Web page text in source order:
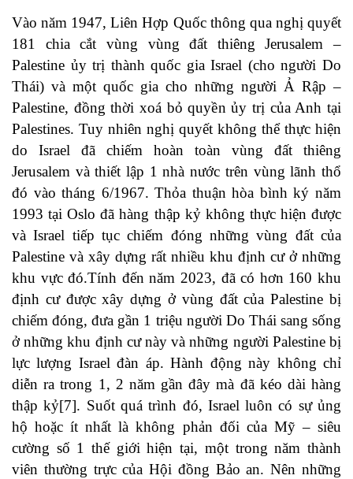
Vào năm 1947, Liên Hợp Quốc thông qua nghị quyết
181 chia cắt vùng vùng đất thiêng Jerusalem –
Palestine ủy trị thành quốc gia Israel (cho người Do
Thái) và một quốc gia cho những người Ả Rập –
Palestine, đồng thời xoá bỏ quyền ủy trị của Anh tại
Palestines. Tuy nhiên nghị quyết không thể thực hiện
do Israel đã chiếm hoàn toàn vùng đất thiêng
Jerusalem và thiết lập 1 nhà nước trên vùng lãnh thổ
đó vào tháng 6/1967. Thỏa thuận hòa bình ký năm
1993 tại Oslo đã hàng thập kỷ không thực hiện được
và Israel tiếp tục chiếm đóng những vùng đất của
Palestine và xây dựng rất nhiều khu định cư ở những
khu vực đó.Tính đến năm 2023, đã có hơn 160 khu
định cư được xây dựng ở vùng đất của Palestine bị
chiếm đóng, đưa gần 1 triệu người Do Thái sang sống
ở những khu định cư này và những người Palestine bị
lực lượng Israel đàn áp. Hành động này không chỉ
diễn ra trong 1, 2 năm gần đây mà đã kéo dài hàng
thập kỷ[7]. Suốt quá trình đó, Israel luôn có sự ủng
hộ hoặc ít nhất là không phản đối của Mỹ – siêu
cường số 1 thế giới hiện tại, một trong năm thành
viên thường trực của Hội đồng Bảo an. Nên những